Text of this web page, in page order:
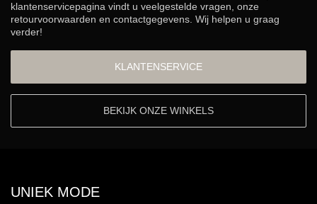
klantenservicepagina vindt u veelgestelde vragen, onze
retourvoorwaarden en contactgegevens. Wij helpen u graag
verder!
KLANTENSERVICE
BEKIJK ONZE WINKELS
UNIEK MODE